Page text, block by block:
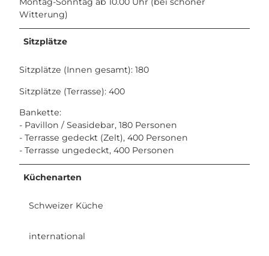
Witterung)
Sitzplätze
Sitzplätze (Innen gesamt): 180
Sitzplätze (Terrasse): 400
Bankette:
- Pavillon / Seasidebar, 180 Personen
- Terrasse gedeckt (Zelt), 400 Personen
- Terrasse ungedeckt, 400 Personen
Küchenarten
Schweizer Küche
international